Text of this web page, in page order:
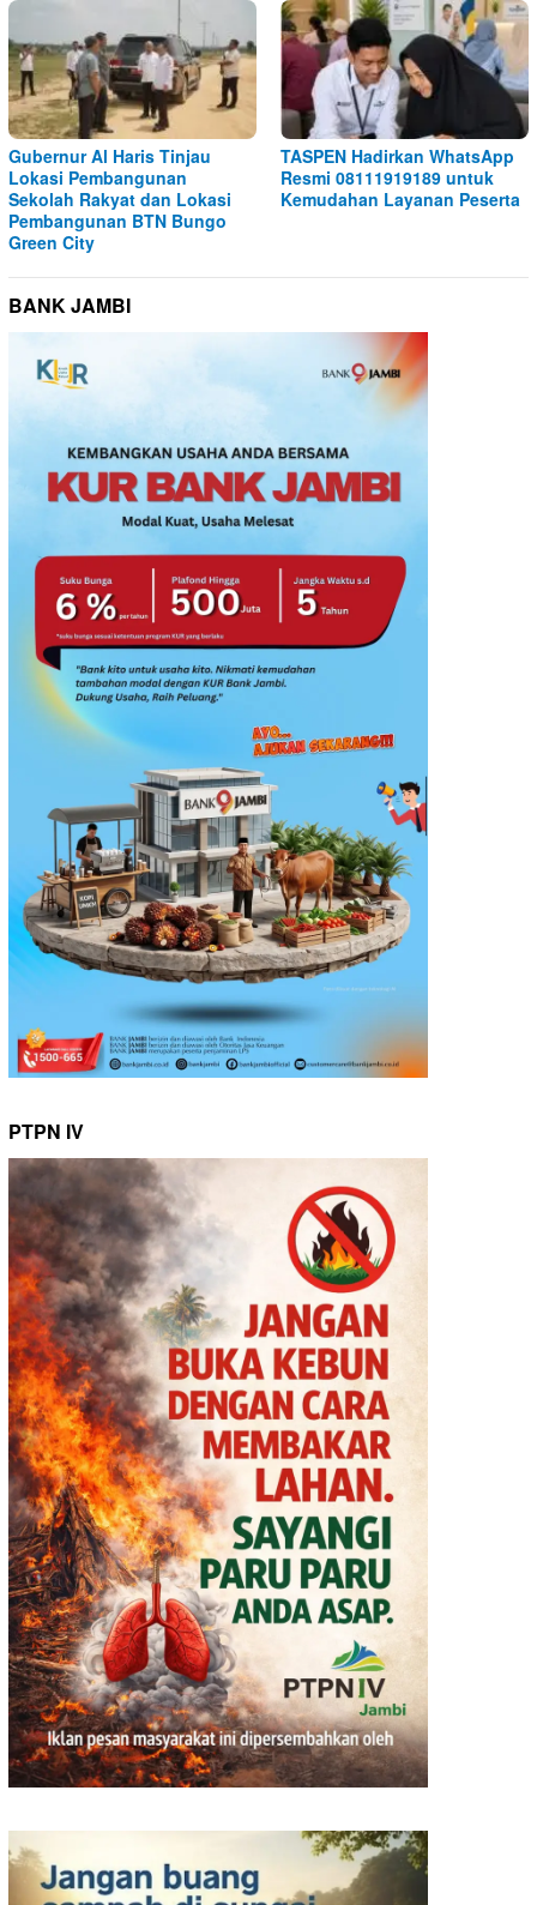
Gubernur Al Haris Tinjau
Lokasi Pembangunan
Sekolah Rakyat dan Lokasi
Pembangunan BTN Bungo
Green City
TASPEN Hadirkan WhatsApp
Resmi 08111919189 untuk
Kemudahan Layanan Peserta
BANK JAMBI
PTPN IV